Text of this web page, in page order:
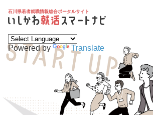
石川県若者就職情報総合ポータルサイト
Powered by Translate